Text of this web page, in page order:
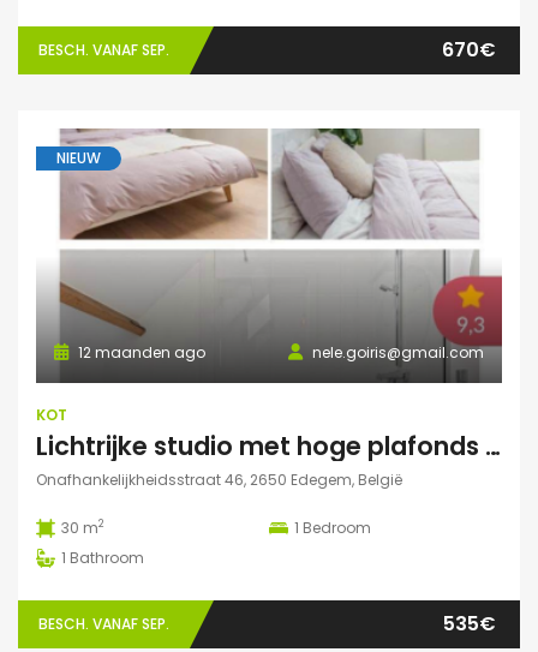
BESCH. VANAF SEP. 670€
NIEUW
nele.goiris@gmail.com
12 maanden ago
KOT
Lichtrijke studio met hoge plafonds in Edegem
Onafhankelijkheidsstraat 46, 2650 Edegem, België
30 m2 1 Bedroom
1 Bathroom
BESCH. VANAF SEP. 535€